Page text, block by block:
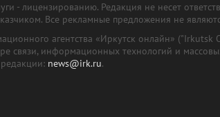
- лицензированию. Редакция не несет
Все рекламные предложения не
агентства «Иркутск онлайн»
связи, информационных технологий и
news@irk.ru.